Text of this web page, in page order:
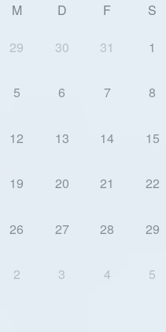
M D F S
29 30 31 1
5 6 7 8
12 13 14 15
19 20 21 22
26 27 28 29
2 3 4 5